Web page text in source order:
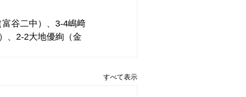
谷二中）、3-4嶋﨑
、2-2大地優絢（金
すべて表示